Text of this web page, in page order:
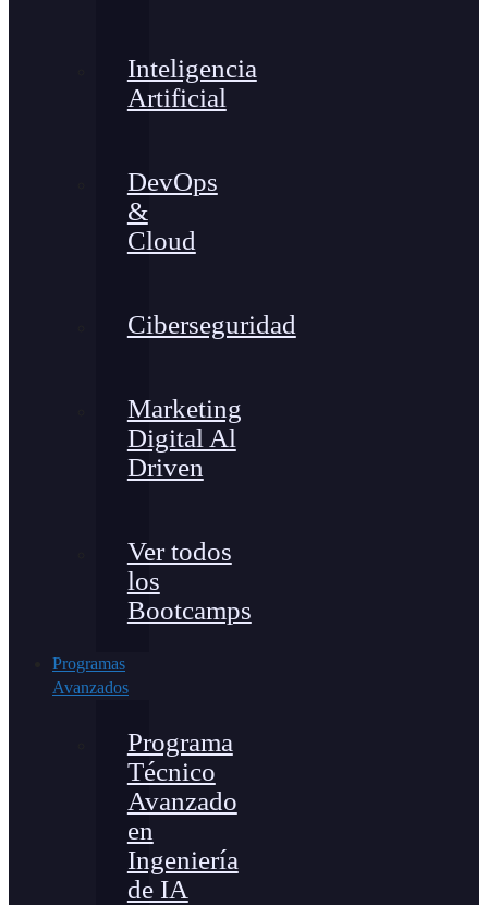
Inteligencia
Artificial
DevOps
&
Cloud
Ciberseguridad
Marketing
Digital Al
Driven
Ver todos
los
Bootcamps
Programas
Avanzados
Programa
Técnico
Avanzado
en
Ingeniería
de IA